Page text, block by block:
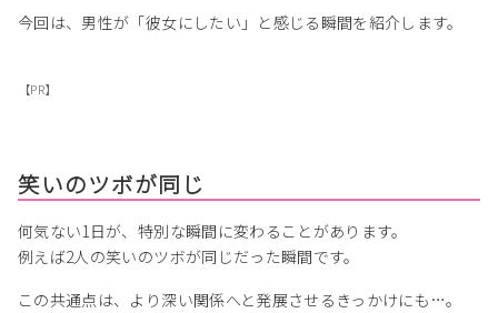
今回は、男性が「彼女にしたい」と感じる瞬間を紹介します。
【PR】
笑いのツボが同じ
何気ない1日が、特別な瞬間に変わることがあります。
例えば2人の笑いのツボが同じだった瞬間です。
この共通点は、より深い関係へと発展させるきっかけにも…。